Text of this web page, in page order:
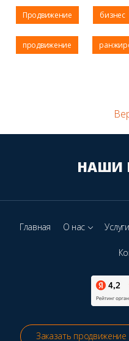
Продвижение бизнес
продвижение
НАШИ
Главная О нас Услуги
Заказать продвижение